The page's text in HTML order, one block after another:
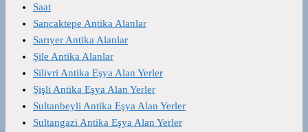
Saat
Sancaktepe Antika Alanlar
Sarıyer Antika Alanlar
Şile Antika Alanlar
Silivri Antika Eşya Alan Yerler
Şişli Antika Eşya Alan Yerler
Sultanbeyli Antika Eşya Alan Yerler
Sultangazi Antika Eşya Alan Yerler